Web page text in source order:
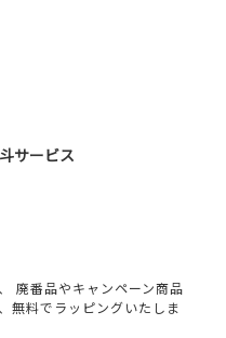
サービス
廃番品やキャンペーン商品
無料でラッピングいたしま